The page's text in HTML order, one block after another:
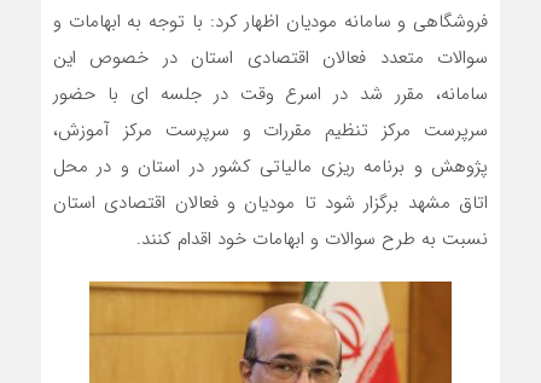
فروشگاهی و سامانه مودیان اظهار کرد: با توجه به ابهامات و
سوالات متعدد فعالان اقتصادی استان در خصوص این
سامانه، مقرر شد در اسرع وقت در جلسه ای با حضور
سرپرست مرکز تنظیم مقررات و سرپرست مرکز آموزش،
پژوهش و برنامه ریزی مالیاتی کشور در استان و در محل
اتاق مشهد برگزار شود تا مودیان و فعالان اقتصادی استان
نسبت به طرح سوالات و ابهامات خود اقدام کنند.